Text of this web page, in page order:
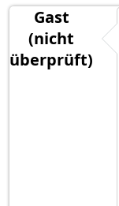
Gast
(nicht
überprüft)